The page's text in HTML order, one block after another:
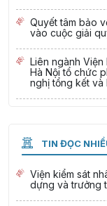
Quyết tâm bảo
vào cuộc giải
Liên ngành
Hà Nội tổ chức
nghị tổng kết và
TIN ĐỌC
Viện kiểm sát
dựng và trưởng